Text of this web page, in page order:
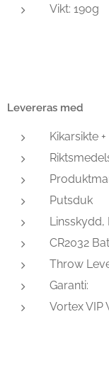
Vikt: 190g
Levereras med
Kikarsikte
Putsduk
Linsskydd,
CR2032
Throw
Garanti:
Vortex VIP